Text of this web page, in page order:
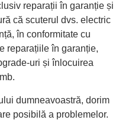
reparații în garanție și
că scuterul dvs. electric
în conformitate cu
reparațiile în garanție,
uri și înlocuirea
dumneavoastră, dorim
posibilă a problemelor.